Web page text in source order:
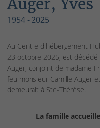
Auger, Yves
1954 - 2025
Au Centre d'hébergement
23 octobre 2025, est décédé
Auger, conjoint de madame
feu monsieur Camille Auger
demeurait à Ste-Thérèse.
La famille